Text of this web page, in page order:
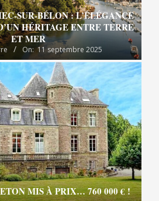
SUR-BÉLON : L’ÉLÉGANCE
HÉRITAGE ENTRE TERRE
ET MER
On: 11 septembre 2025
MIS À PRIX… 760 000 € !